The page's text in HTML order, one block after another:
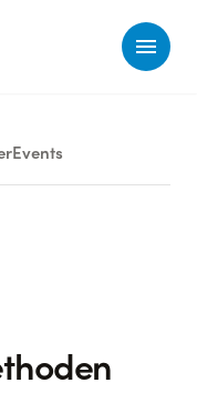
Events